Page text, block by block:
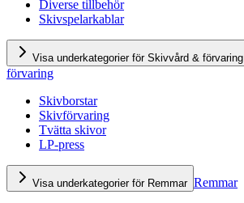
Diverse tillbehör
Skivspelarkablar
Visa underkategorier för Skivvård & förvaring
förvaring
Skivborstar
Skivförvaring
Tvätta skivor
LP-press
Visa underkategorier för Remmar Remmar